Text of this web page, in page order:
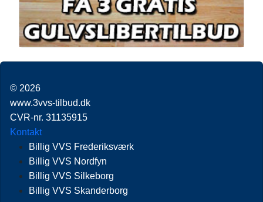
© 2026
www.3vvs-tilbud.dk
CVR-nr. 31135915
Kontakt
Billig VVS Frederiksværk
Billig VVS Nordfyn
Billig VVS Silkeborg
Billig VVS Skanderborg